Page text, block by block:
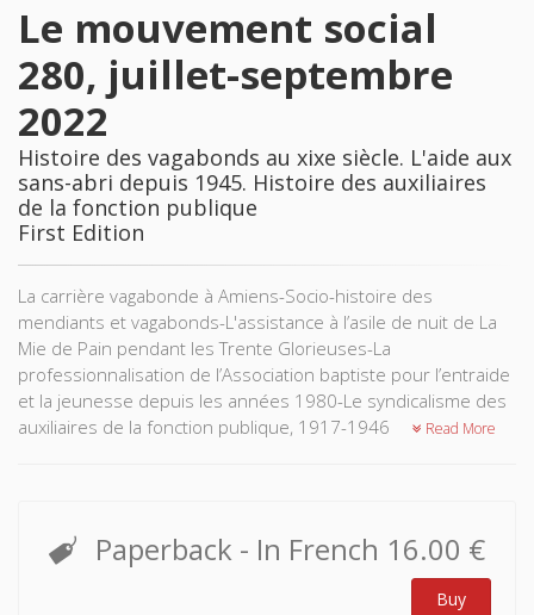
Le mouvement social
280, juillet-septembre
2022
Histoire des vagabonds au xixe siècle. L'aide aux
sans-abri depuis 1945. Histoire des auxiliaires
de la fonction publique
First Edition
La carrière vagabonde à Amiens-Socio-histoire des
mendiants et vagabonds-L'assistance à l’asile de nuit de La
Mie de Pain pendant les Trente Glorieuses-La
professionnalisation de l’Association baptiste pour l’entraide
et la jeunesse depuis les années 1980-Le syndicalisme des
auxiliaires de la fonction publique, 1917-1946
Read More
Paperback - In French 16.00 €
Buy